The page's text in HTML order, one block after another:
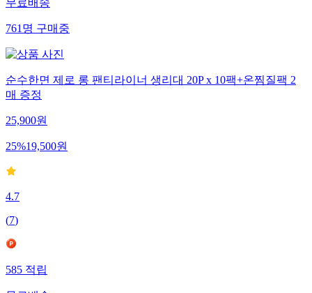
무료배송
761명구매중
순수한면 제로 롱 팬티라이너 생리대 20P x 10팩+온찜질팩 2
매 증정
25,900원
25%19,500원
4.7
(7)
585적립